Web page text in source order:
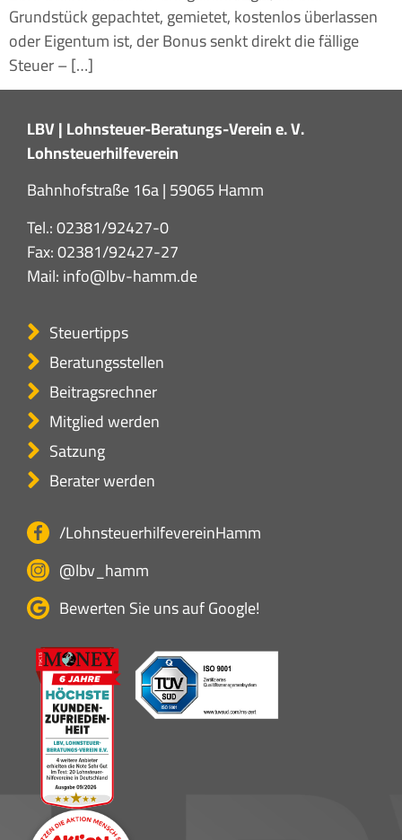
Grundstück gepachtet, gemietet, kostenlos überlassen
oder Eigentum ist, der Bonus senkt direkt die fällige
Steuer – […]
LBV | Lohnsteuer-Beratungs-Verein e. V.
Lohnsteuerhilfeverein
Bahnhofstraße 16a | 59065 Hamm
Tel.:02381/92427-0
Fax: 02381/92427-27
Mail:info@lbv-hamm.de
Steuertipps
Beratungsstellen
Beitragsrechner
Mitglied werden
Satzung
Berater werden
/LohnsteuerhilfevereinHamm
@lbv_hamm
Bewerten Sie uns auf Google!